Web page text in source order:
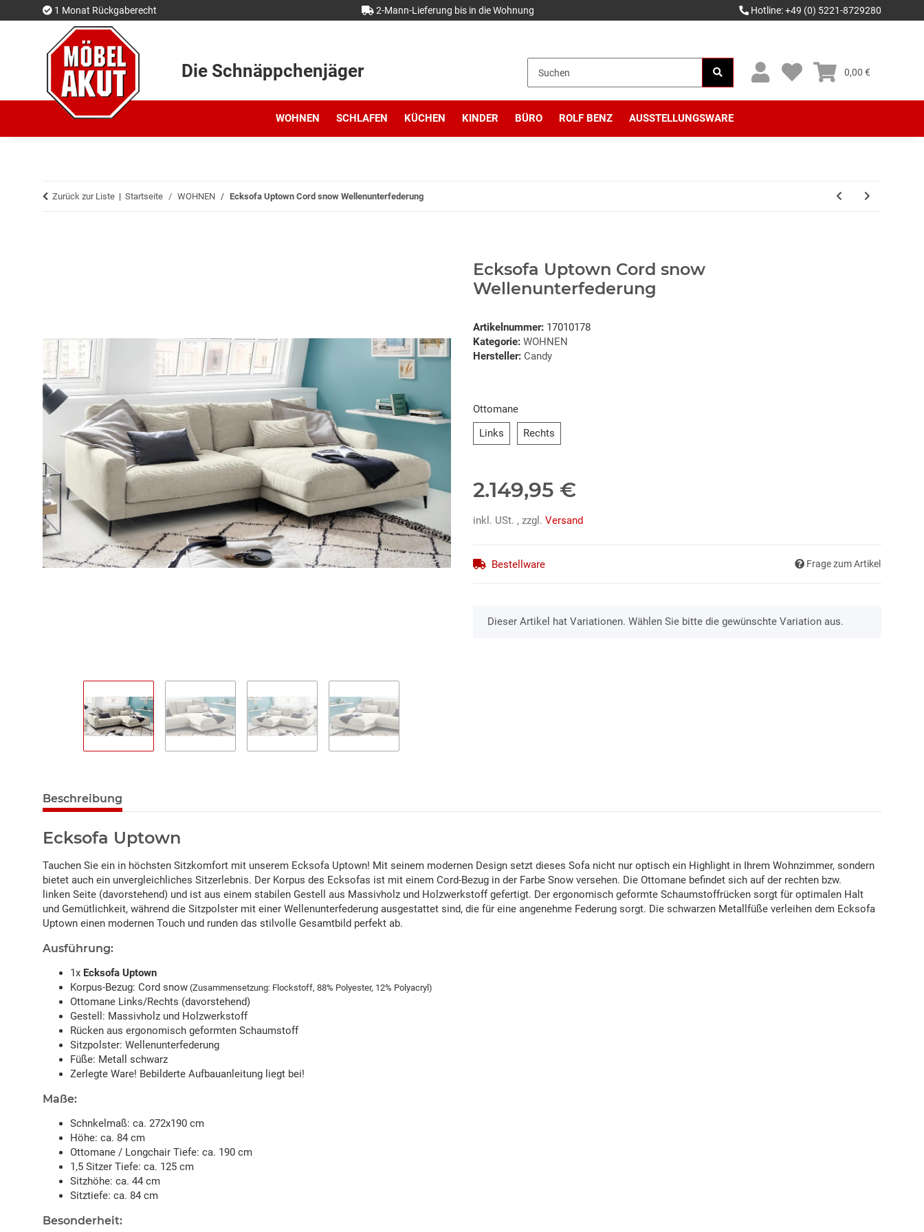
1 Monat Rückgaberecht 2-Mann-Lieferung bis in die Wohnung Hotline: +49 (0) 5221-8729280
Die Schnäppchenjäger 0,00 €
WOHNEN SCHLAFEN KÜCHEN KINDER BÜRO ROLF BENZ AUSSTELLUNGSWARE
Zurück zur Liste Startseite WOHNEN Ecksofa Uptown Cord snow Wellenunterfederung
Ecksofa Uptown Cord snow
Wellenunterfederung
Artikelnummer: 17010178
Kategorie: WOHNEN
Hersteller: Candy
Ottomane
Links LinksRechts
2.149,95 €
inkl. USt. , zzgl. Versand
Bestellware Frage zum Artikel
x
Dieser Artikel hat Variationen. Wählen Sie bitte die gewünschte Variation aus.
Beschreibung
Ecksofa Uptown
Tauchen Sie ein in höchsten Sitzkomfort mit unserem Ecksofa Uptown! Mit seinem modernen Design setzt dieses Sofa nicht nur optisch ein Highlight in Ihrem Wohnzimmer, sondern
bietet auch ein unvergleichliches Sitzerlebnis. Der Korpus des Ecksofas ist mit einem Cord-Bezug in der Farbe Snow versehen. Die Ottomane befindet sich auf der rechten bzw.
linken Seite (davorstehend) und ist aus einem stabilen Gestell aus Massivholz und Holzwerkstoff gefertigt. Der ergonomisch geformte Schaumstoffrücken sorgt für optimalen Halt
und Gemütlichkeit, während die Sitzpolster mit einer Wellenunterfederung ausgestattet sind, die für eine angenehme Federung sorgt. Die schwarzen Metallfüße verleihen dem Ecksofa
Uptown einen modernen Touch und runden das stilvolle Gesamtbild perfekt ab.
Ausführung:
1x Ecksofa Uptown
Korpus-Bezug: Cord snow (Zusammensetzung: Flockstoff, 88% Polyester, 12% Polyacryl)
Ottomane Links/Rechts (davorstehend)
Gestell: Massivholz und Holzwerkstoff
Rücken aus ergonomisch geformten Schaumstoff
Sitzpolster: Wellenunterfederung
Füße: Metall schwarz
Zerlegte Ware! Bebilderte Aufbauanleitung liegt bei!
Maße:
Schnkelmaß: ca. 272x190 cm
Höhe: ca. 84 cm
Ottomane / Longchair Tiefe: ca. 190 cm
1,5 Sitzer Tiefe: ca. 125 cm
Sitzhöhe: ca. 44 cm
Sitztiefe: ca. 84 cm
Besonderheit: